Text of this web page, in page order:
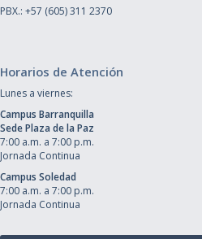
PBX.: +57 (605) 311 2370
Horarios de Atención
Lunes a viernes:
Campus Barranquilla
Sede Plaza de la Paz
7:00 a.m. a 7:00 p.m.
Jornada Continua
Campus Soledad
7:00 a.m. a 7:00 p.m.
Jornada Continua